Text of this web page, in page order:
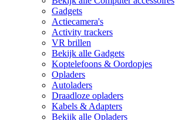
Gadgets
Actiecamera's
Activity trackers
VR brillen
Bekijk alle Gadgets
Koptelefoons & Oordopjes
Opladers
Autoladers
Draadloze opladers
Kabels & Adapters
Bekijk alle Opladers